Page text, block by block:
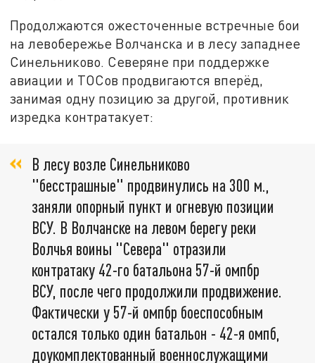
Продолжаются ожесточенные встречные бои
на левобережье Волчанска и в лесу западнее
Синельниково. Северяне при поддержке
авиации и ТОСов продвигаются вперёд,
занимая одну позицию за другой, противник
изредка контратакует:
В лесу возле Синельниково
"бесстрашные" продвинулись на 300 м.,
заняли опорный пункт и огневую позиции
ВСУ. В Волчанске на левом берегу реки
Волчья воины "Севера" отразили
контратаку 42-го батальона 57-й омпбр
ВСУ, после чего продолжили продвижение.
Фактически у 57-й омпбр боеспособным
остался только один батальон - 42-я омпб,
доукомплектованный военнослужащими